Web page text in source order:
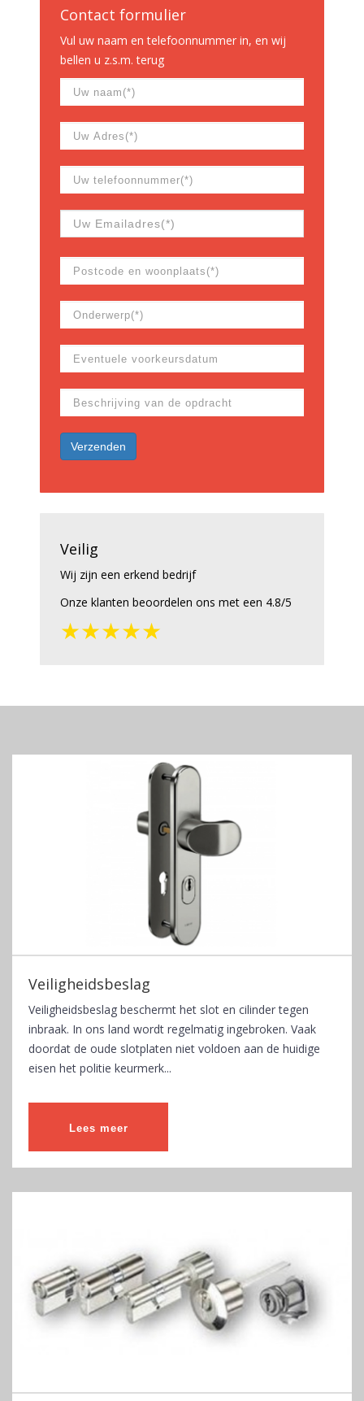
Contact formulier
Vul uw naam en telefoonnummer in, en wij
bellen u z.s.m. terug
Veilig
Wij zijn een erkend bedrijf
Onze klanten beoordelen ons met een 4.8/5
★★★★★
Veiligheidsbeslag
Veiligheidsbeslag beschermt het slot en cilinder tegen
inbraak. In ons land wordt regelmatig ingebroken. Vaak
doordat de oude slotplaten niet voldoen aan de huidige
eisen het politie keurmerk...
Lees meer